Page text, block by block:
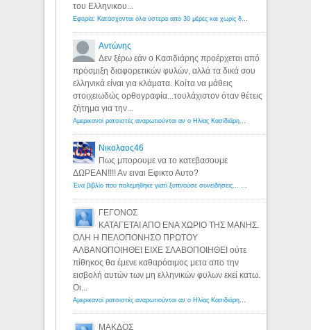
του Ελληνικου...
Εφορία: Κατάσχονται όλα ύστερα από 30 μέρες και χωρίς δικαστικές αποφάσεις - Λόγιος Ερμής
Αντώνης
Δεν ξέρω εάν ο Κασιδιάρης προέρχεται από
πρόσμιξη διαφορετικών φυλών, αλλά τα δικά σου
ελληνικά είναι για κλάματα. Κοίτα να μάθεις
στοιχειωδώς ορθογραφία...τουλάχιστον όταν θέτεις
ζήτημα για την...
Αμερικανοί ρατσιστές αναρωτιούνται αν ο Ηλίας Κασιδιάρης ανήκει στη λευκή φυλή... - Λόγιος Ερμής
Νικολαος46
Πως μπορουμε να το κατεβασουμε
ΔΩΡΕΑΝ!!!! Αν ειναι Εφικτο Αυτο?
Ένα βιβλίο που πολεμήθηκε γιατί ξυπνούσε συνειδήσεις... - Λόγιος Ερμής | Η γνώση ξεκινάει με την αναζήτηση...
ΓΕΓΟΝΟΣ
ΚΑΤΑΓΕΤΑΙ ΑΠΟ ΕΝΑ ΧΩΡΙΟ ΤΗΣ ΜΑΝΗΣ.
ΟΛΗ Η ΠΕΛΟΠΟΝΗΣΟ ΠΡΩΤΟΥ
ΑΛΒΑΝΟΠΟΙΗΘΕΙ ΕΙΧΕ ΣΛΑΒΟΠΟΙΗΘΕΙ ούτε
πίθηκος θα έμενε καθαρόαιμος μετα απο την
εισβολή αυτών των μη ελληνικών φυλων εκεί κατω.
Οι...
Αμερικανοί ρατσιστές αναρωτιούνται αν ο Ηλίας Κασιδιάρης ανήκει στη λευκή φυλή... - Λόγιος Ερμής
ΜΑΚΔΟΣ